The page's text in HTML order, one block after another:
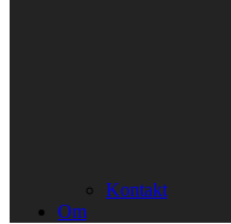
Kontakt
Om